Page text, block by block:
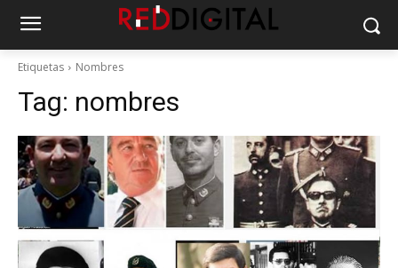
Etiquetas Nombres
Tag: nombres